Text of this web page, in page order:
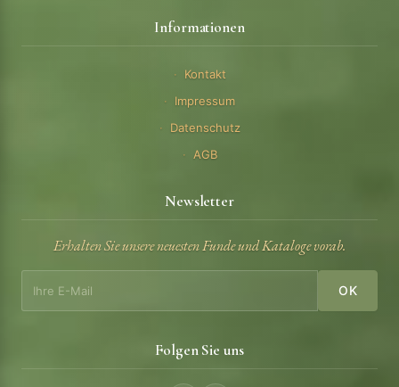
Informationen
Kontakt
Impressum
Datenschutz
AGB
Newsletter
Erhalten Sie unsere neuesten Funde und Kataloge vorab.
OK
Folgen Sie uns